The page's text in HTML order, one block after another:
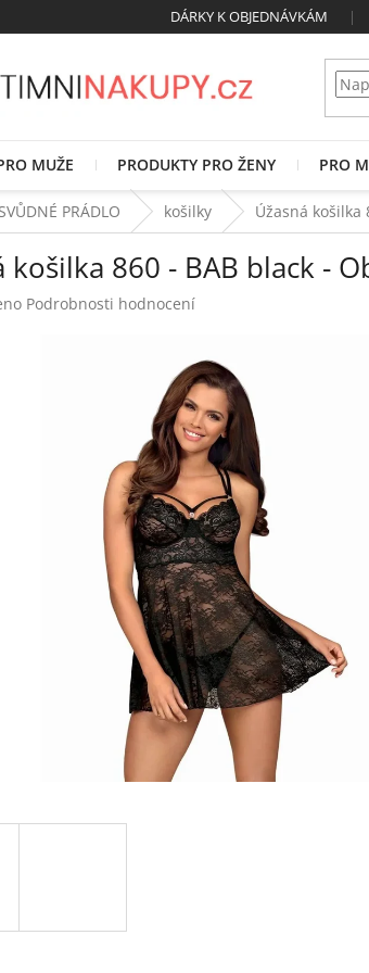
DÁRKY K OBJEDNÁVKÁM
MUŽE PRODUKTY PRO ŽENY PRO
SVŮDNÉ PRÁDLO košilky Úžasná košilka
košilka 860 - BAB black -
Podrobnosti hodnocení